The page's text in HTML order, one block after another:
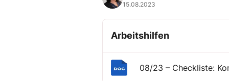
15.08.2023
Arbeitshilfen
08/23 – Checkliste: